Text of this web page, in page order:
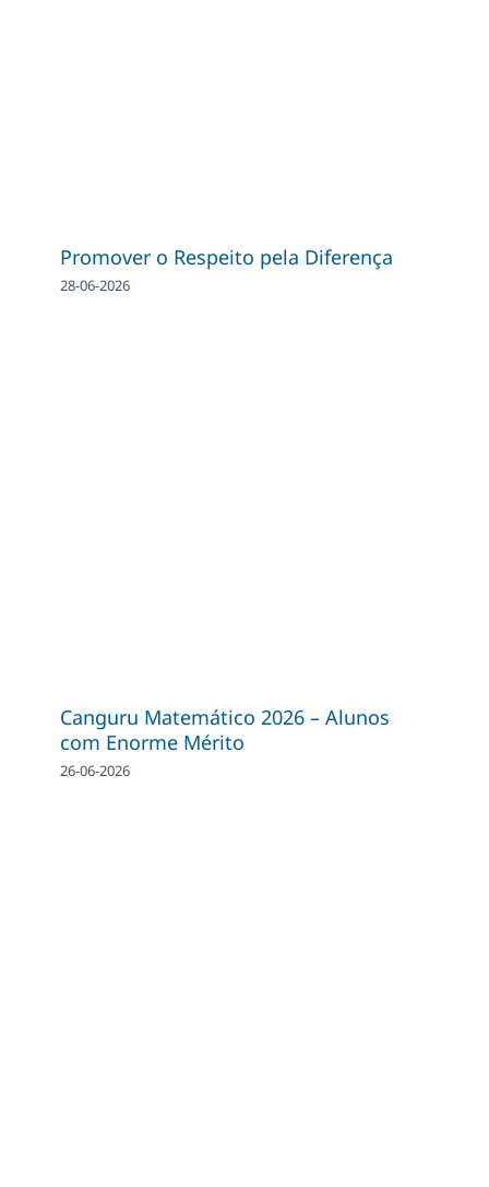
Promover o Respeito pela Diferença
28-06-2026
Canguru Matemático 2026 – Alunos
com Enorme Mérito
26-06-2026